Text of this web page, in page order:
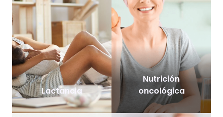
Lactancia
Nutrición
oncológica